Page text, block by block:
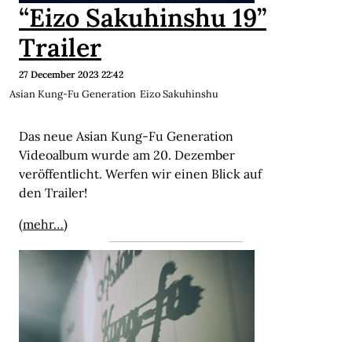
“Eizo Sakuhinshu 19”
Trailer
27 December 2023 22:42
Asian Kung-Fu Generation Eizo Sakuhinshu
Das neue Asian Kung-Fu Generation
Videoalbum wurde am 20. Dezember
veröffentlicht. Werfen wir einen Blick auf
den Trailer!
(mehr…)